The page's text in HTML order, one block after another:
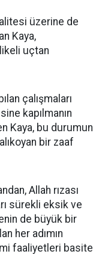
üzerine de
Kaya,
uçtan
çalışmaları
kapılmanın
Kaya, bu durumun
bir zaaf
Allah rızası
sürekli eksik ve
de büyük bir
her adımın
faaliyetleri basite